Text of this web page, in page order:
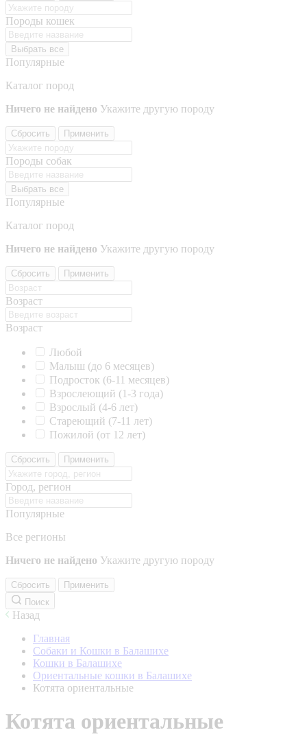
Породы кошек
Выбрать все
Популярные
Каталог пород
Ничего не найдено Укажите другую породу
Сбросить Применить
Породы собак
Выбрать все
Популярные
Каталог пород
Ничего не найдено Укажите другую породу
Сбросить Применить
Возраст
Возраст
Любой
Малыш (до 6 месяцев)
Подросток (6-11 месяцев)
Взрослеющий (1-3 года)
Взрослый (4-6 лет)
Стареющий (7-11 лет)
Пожилой (от 12 лет)
Сбросить Применить
Город, регион
Популярные
Все регионы
Ничего не найдено Укажите другую породу
Сбросить
Применить
Поиск
Назад
Главная
Собаки и Кошки в Балашихе
Кошки в Балашихе
Ориентальные кошки в Балашихе
Котята ориентальные
Котята ориентальные